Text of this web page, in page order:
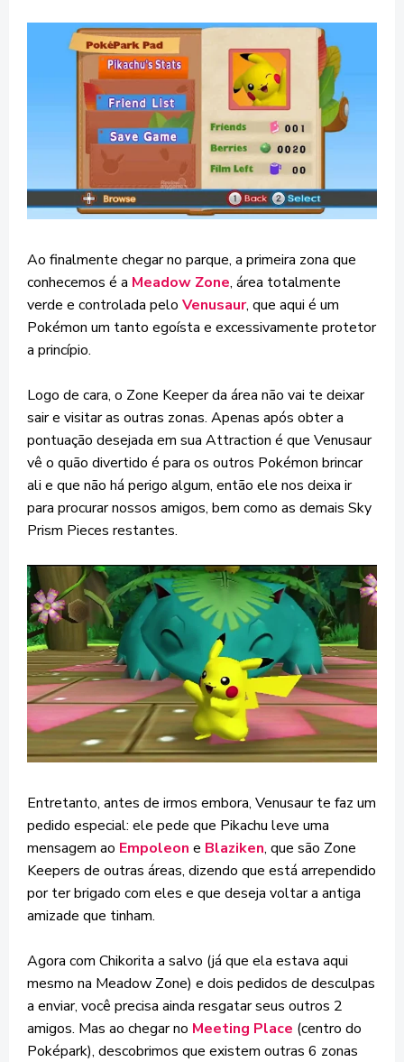
Ao finalmente chegar no parque, a primeira zona que
conhecemos é a Meadow Zone, área totalmente
verde e controlada pelo Venusaur, que aqui é um
Pokémon um tanto egoísta e excessivamente protetor
a princípio.
Logo de cara, o Zone Keeper da área não vai te deixar
sair e visitar as outras zonas. Apenas após obter a
pontuação desejada em sua Attraction é que Venusaur
vê o quão divertido é para os outros Pokémon brincar
ali e que não há perigo algum, então ele nos deixa ir
para procurar nossos amigos, bem como as demais Sky
Prism Pieces restantes.
Entretanto, antes de irmos embora, Venusaur te faz um
pedido especial: ele pede que Pikachu leve uma
mensagem ao Empoleon e Blaziken, que são Zone
Keepers de outras áreas, dizendo que está arrependido
por ter brigado com eles e que deseja voltar a antiga
amizade que tinham.
Agora com Chikorita a salvo (já que ela estava aqui
mesmo na Meadow Zone) e dois pedidos de desculpas
a enviar, você precisa ainda resgatar seus outros 2
amigos. Mas ao chegar no Meeting Place (centro do
Poképark), descobrimos que existem outras 6 zonas